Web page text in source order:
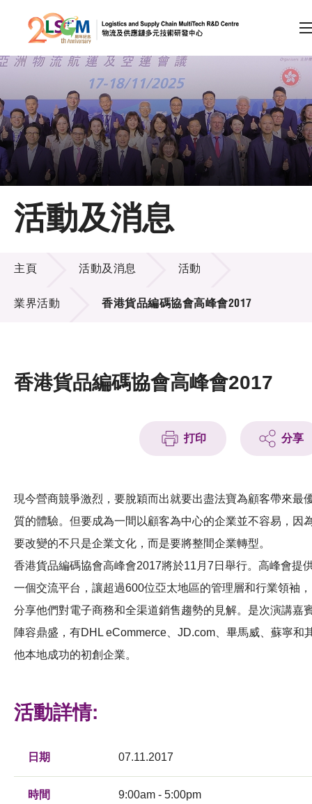
跳到內容（按回車鍵）
會員登入
A A EN 繁 简
主頁
關於LSCM
技術商品化
項目及資助計劃
活動及消息
獎項
科技分享
會籍
活動及消息
活動及消息
主頁 活動及消息 活動
業界活動 香港貨品編碼協會高峰會2017
香港貨品編碼協會高峰會2017
打印 分享
現今營商競爭激烈，要脫穎而出就要出盡法寶為顧客帶來最
質的體驗。但要成為一間以顧客為中心的企業並不容易，因
要改變的不只是企業文化，而是要將整間企業轉型。
香港貨品編碼協會高峰會2017將於11月7日舉行。高峰會提
一個交流平台，讓超過600位亞太地區的管理層和行業領袖，
分享他們對電子商務和全渠道銷售趨勢的見解。是次演講嘉
陣容鼎盛，有DHL eCommerce、JD.com、畢馬威、蘇寧和
他本地成功的初創企業。
活動詳情:
日期 07.11.2017
時間 9:00am - 5:00pm